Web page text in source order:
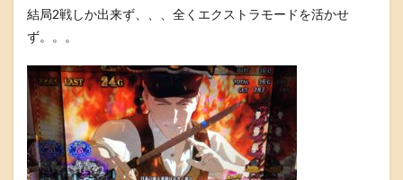
結局2戦しか出来ず、、、全くエクストラモードを活かせ
ず。。。